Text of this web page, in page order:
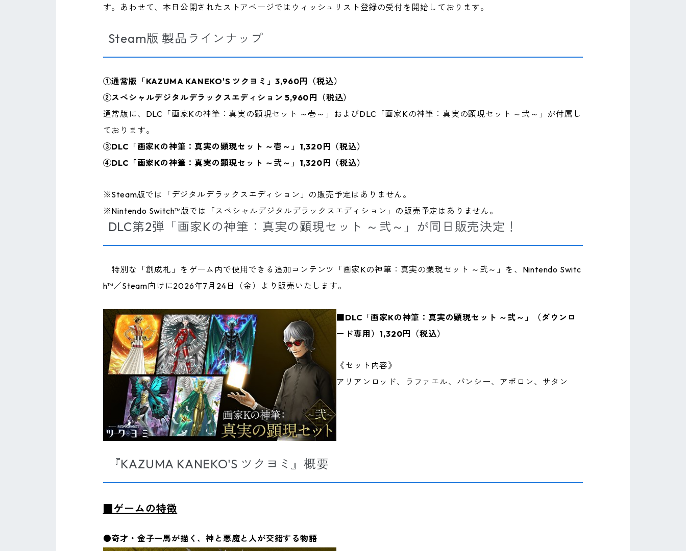
す。あわせて、本日公開されたストアページではウィッシュリスト登録の受付を開始しております。
Steam版 製品ラインナップ
①通常版「KAZUMA KANEKO'S ツクヨミ」3,960円（税込）
②スペシャルデジタルデラックスエディション 5,960円（税込）
通常版に、DLC「画家Kの神筆：真実の顕現セット ～壱～」およびDLC「画家Kの神筆：真実の顕現セット ～弐～」が付属し
ております。
③DLC「画家Kの神筆：真実の顕現セット ～壱～」1,320円（税込）
④DLC「画家Kの神筆：真実の顕現セット ～弐～」1,320円（税込）
※Steam版では「デジタルデラックスエディション」の販売予定はありません。
※Nintendo Switch™版では「スペシャルデジタルデラックスエディション」の販売予定はありません。
DLC第2弾「画家Kの神筆：真実の顕現セット ～弐～」が同日販売決定！
特別な「創成札」をゲーム内で使用できる追加コンテンツ「画家Kの神筆：真実の顕現セット ～弐～」を、Nintendo Switc
h™／Steam向けに2026年7月24日（金）より販売いたします。
■DLC「画家Kの神筆：真実の顕現セット ～弐～」（ダウンロ
ード専用）1,320円（税込）
《セット内容》
アリアンロッド、ラファエル、バンシー、アポロン、サタン
『KAZUMA KANEKO'S ツクヨミ』概要
■ゲームの特徴
●奇才・金子一馬が描く、神と悪魔と人が交錯する物語